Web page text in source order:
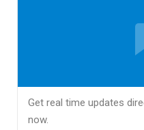
Get real time updates
now.